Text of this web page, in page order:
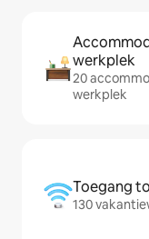
werkplek
20
werkplek
Toegang
130